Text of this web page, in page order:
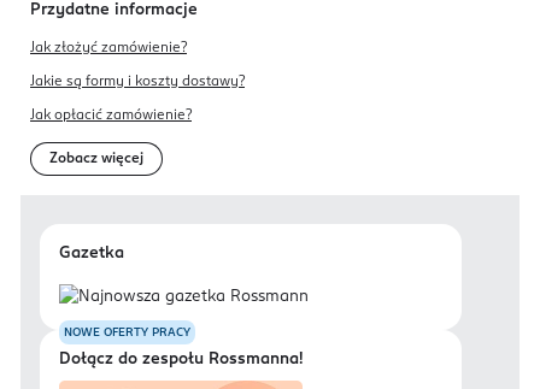
Przydatne informacje
Jak złożyć zamówienie?
Jakie są formy i koszty dostawy?
Jak opłacić zamówienie?
Zobacz więcej
Gazetka
NOWE OFERTY PRACY
Dołącz do zespołu Rossmanna!